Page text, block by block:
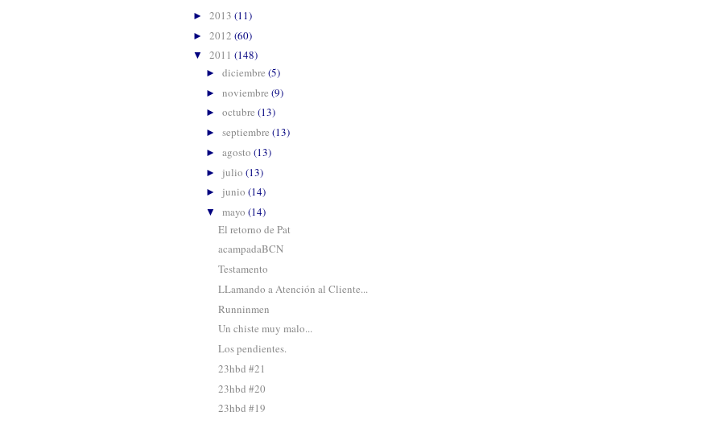
► 2013 (11)
► 2012 (60)
▼ 2011 (148)
► diciembre (5)
► noviembre (9)
► octubre (13)
► septiembre (13)
► agosto (13)
► julio (13)
► junio (14)
▼ mayo (14)
El retorno de Pat
acampadaBCN
Testamento
LLamando a Atención al Cliente...
Runninmen
Un chiste muy malo...
Los pendientes.
23hbd #21
23hbd #20
23hbd #19